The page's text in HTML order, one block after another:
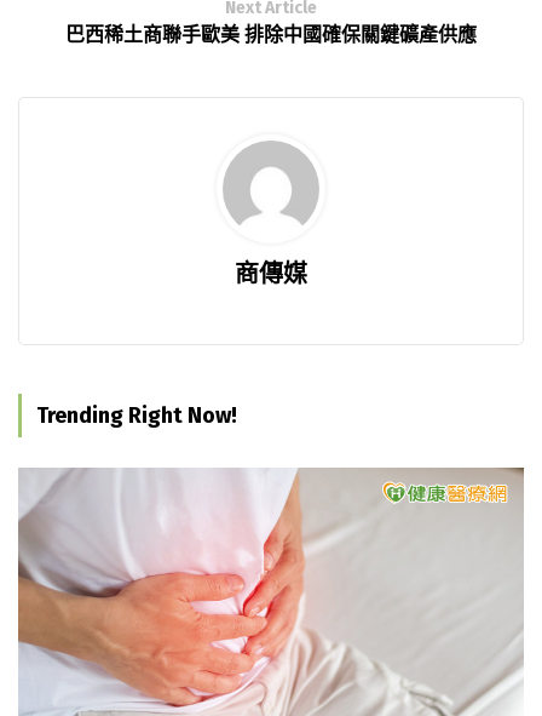
Next Article
巴西稀土商聯手歐美 排除中國確保關鍵礦產供應
商傳媒
Trending Right Now!